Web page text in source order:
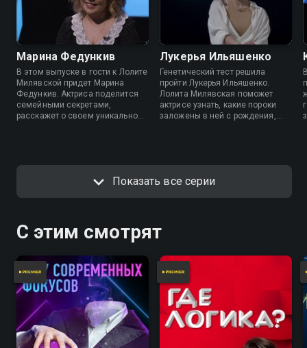
Марина Федункив
В этом выпуске в гости к Лолите
Милявской придет Марина
Федункив. Актриса поделится
семейными секретами,
расскажет о своем уникальном
предрасположена.
Лукерья Ильяшенко
Генетический тест решила
пройти Лукерья Ильяшенко.
Лолита Милявская поможет
актрисе узнать, какие пороки
заложены в ней с рождения,
Показать все серии
С этим смотрят